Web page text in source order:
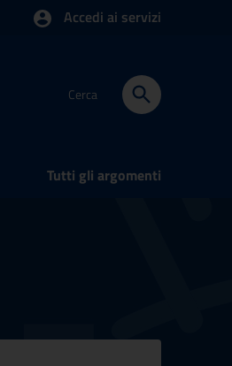
Accedi ai servizi
Cerca
Tutti gli argomenti